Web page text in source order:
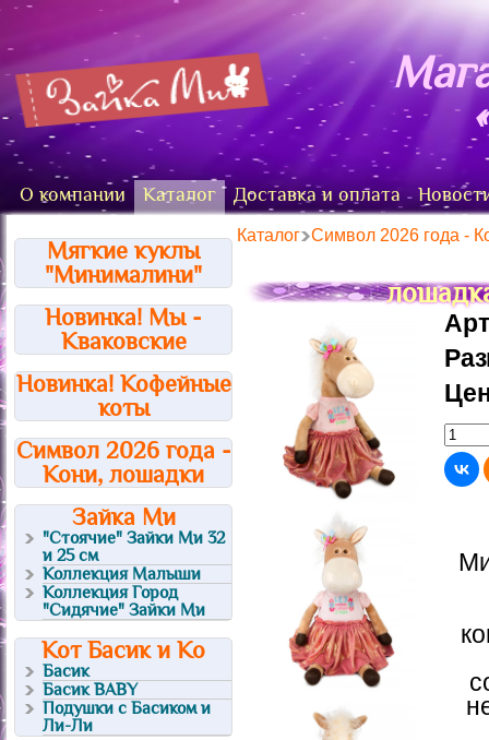
О компании Каталог Доставка и оплата
Мягкие куклы
"Минималини"
Новинка! Мы -
Кваковские
Новинка! Кофейные
коты
Символ 2026 года -
Кони, лошадки
Зайка Ми
"Стоячие" Зайки Ми 32
и 25 см
Коллекция Малыши
Коллекция Город
"Сидячие" Зайки Ми
Кот Басик и Ко
Басик
Басик BABY
Подушки с Басиком и
Ли-Ли
Каталог Символ 2026 года -